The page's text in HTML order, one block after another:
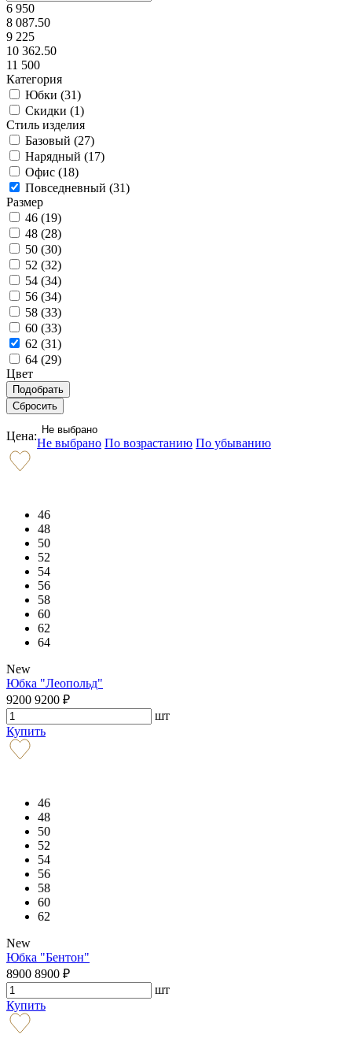
6 950
8 087.50
9 225
10 362.50
11 500
Категория
Юбки (31)
Скидки (1)
Стиль изделия
Базовый (27)
Нарядный (17)
Офис (18)
Повседневный (31)
Размер
46 (19)
48 (28)
50 (30)
52 (32)
54 (34)
56 (34)
58 (33)
60 (33)
62 (31)
64 (29)
Цвет
Цена: Не выбрано
Не выбрано По возрастанию По убыванию
46
48
50
52
54
56
58
60
62
64
New
Юбка "Леопольд"
9200 9200 ₽
шт
Купить
46
48
50
52
54
56
58
60
62
New
Юбка "Бентон"
8900 8900 ₽
шт
Купить